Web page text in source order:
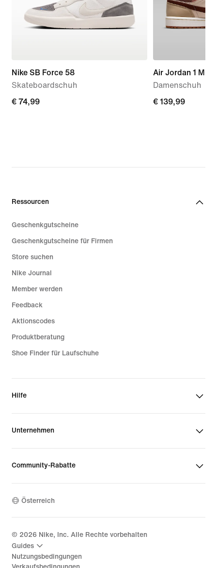
Nike SB Force 58
Skateboardschuh
€ 74,99
€ 74,99
Air Jordan 1 Mid
Damenschuh
€ 139,99
€ 139,99
Ressourcen
Geschenkgutscheine
Geschenkgutscheine für Firmen
Store suchen
Nike Journal
Member werden
Feedback
Aktionscodes
Produktberatung
Shoe Finder für Laufschuhe
Hilfe
Unternehmen
Community-Rabatte
Österreich
© 2026 Nike, Inc. Alle Rechte vorbehalten
Guides
Nutzungsbedingungen